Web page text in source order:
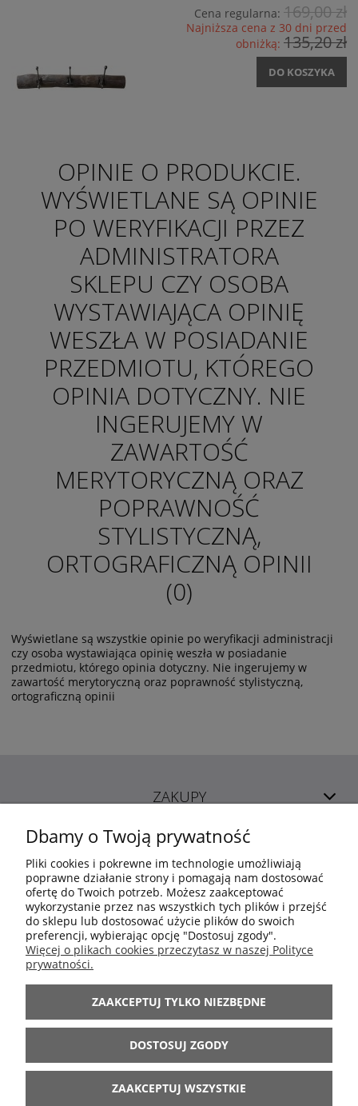
Cena regularna: 169,00 zł
Najniższa cena z 30 dni przed
obniżką: 135,20 zł
DO KOSZYKA
OPINIE O PRODUKCIE.
WYŚWIETLANE SĄ OPINIE
PO WERYFIKACJI PRZEZ
ADMINISTRATORA
SKLEPU CZY OSOBA
WYSTAWIAJĄCA OPINIĘ
WESZŁA W POSIADANIE
PRZEDMIOTU, KTÓREGO
OPINIA DOTYCZNY. NIE
INGERUJEMY W
ZAWARTOŚĆ
MERYTORYCZNĄ ORAZ
POPRAWNOŚĆ
STYLISTYCZNĄ,
ORTOGRAFICZNĄ OPINII
(0)
Wyświetlane są wszystkie opinie po weryfikacji administracji
czy osoba wystawiająca opinię weszła w posiadanie
przedmiotu, którego opinia dotyczny. Nie ingerujemy w
zawartość merytoryczną oraz poprawność stylistyczną,
ortograficzną opinii
ZAKUPY
POMOC
MOJE KONTO
INFORMACJE
ARANŻACJE
BĄDŹ Z NAMI
Dbamy o Twoją prywatność
Pliki cookies i pokrewne im technologie umożliwiają
poprawne działanie strony i pomagają nam dostosować
ofertę do Twoich potrzeb. Możesz zaakceptować
wykorzystanie przez nas wszystkich tych plików i przejść
do sklepu lub dostosować użycie plików do swoich
preferencji, wybierając opcję "Dostosuj zgody".
Więcej o plikach cookies przeczytasz w naszej Polityce
prywatności.
ZAAKCEPTUJ TYLKO NIEZBĘDNE
DOSTOSUJ ZGODY
ZAAKCEPTUJ WSZYSTKIE